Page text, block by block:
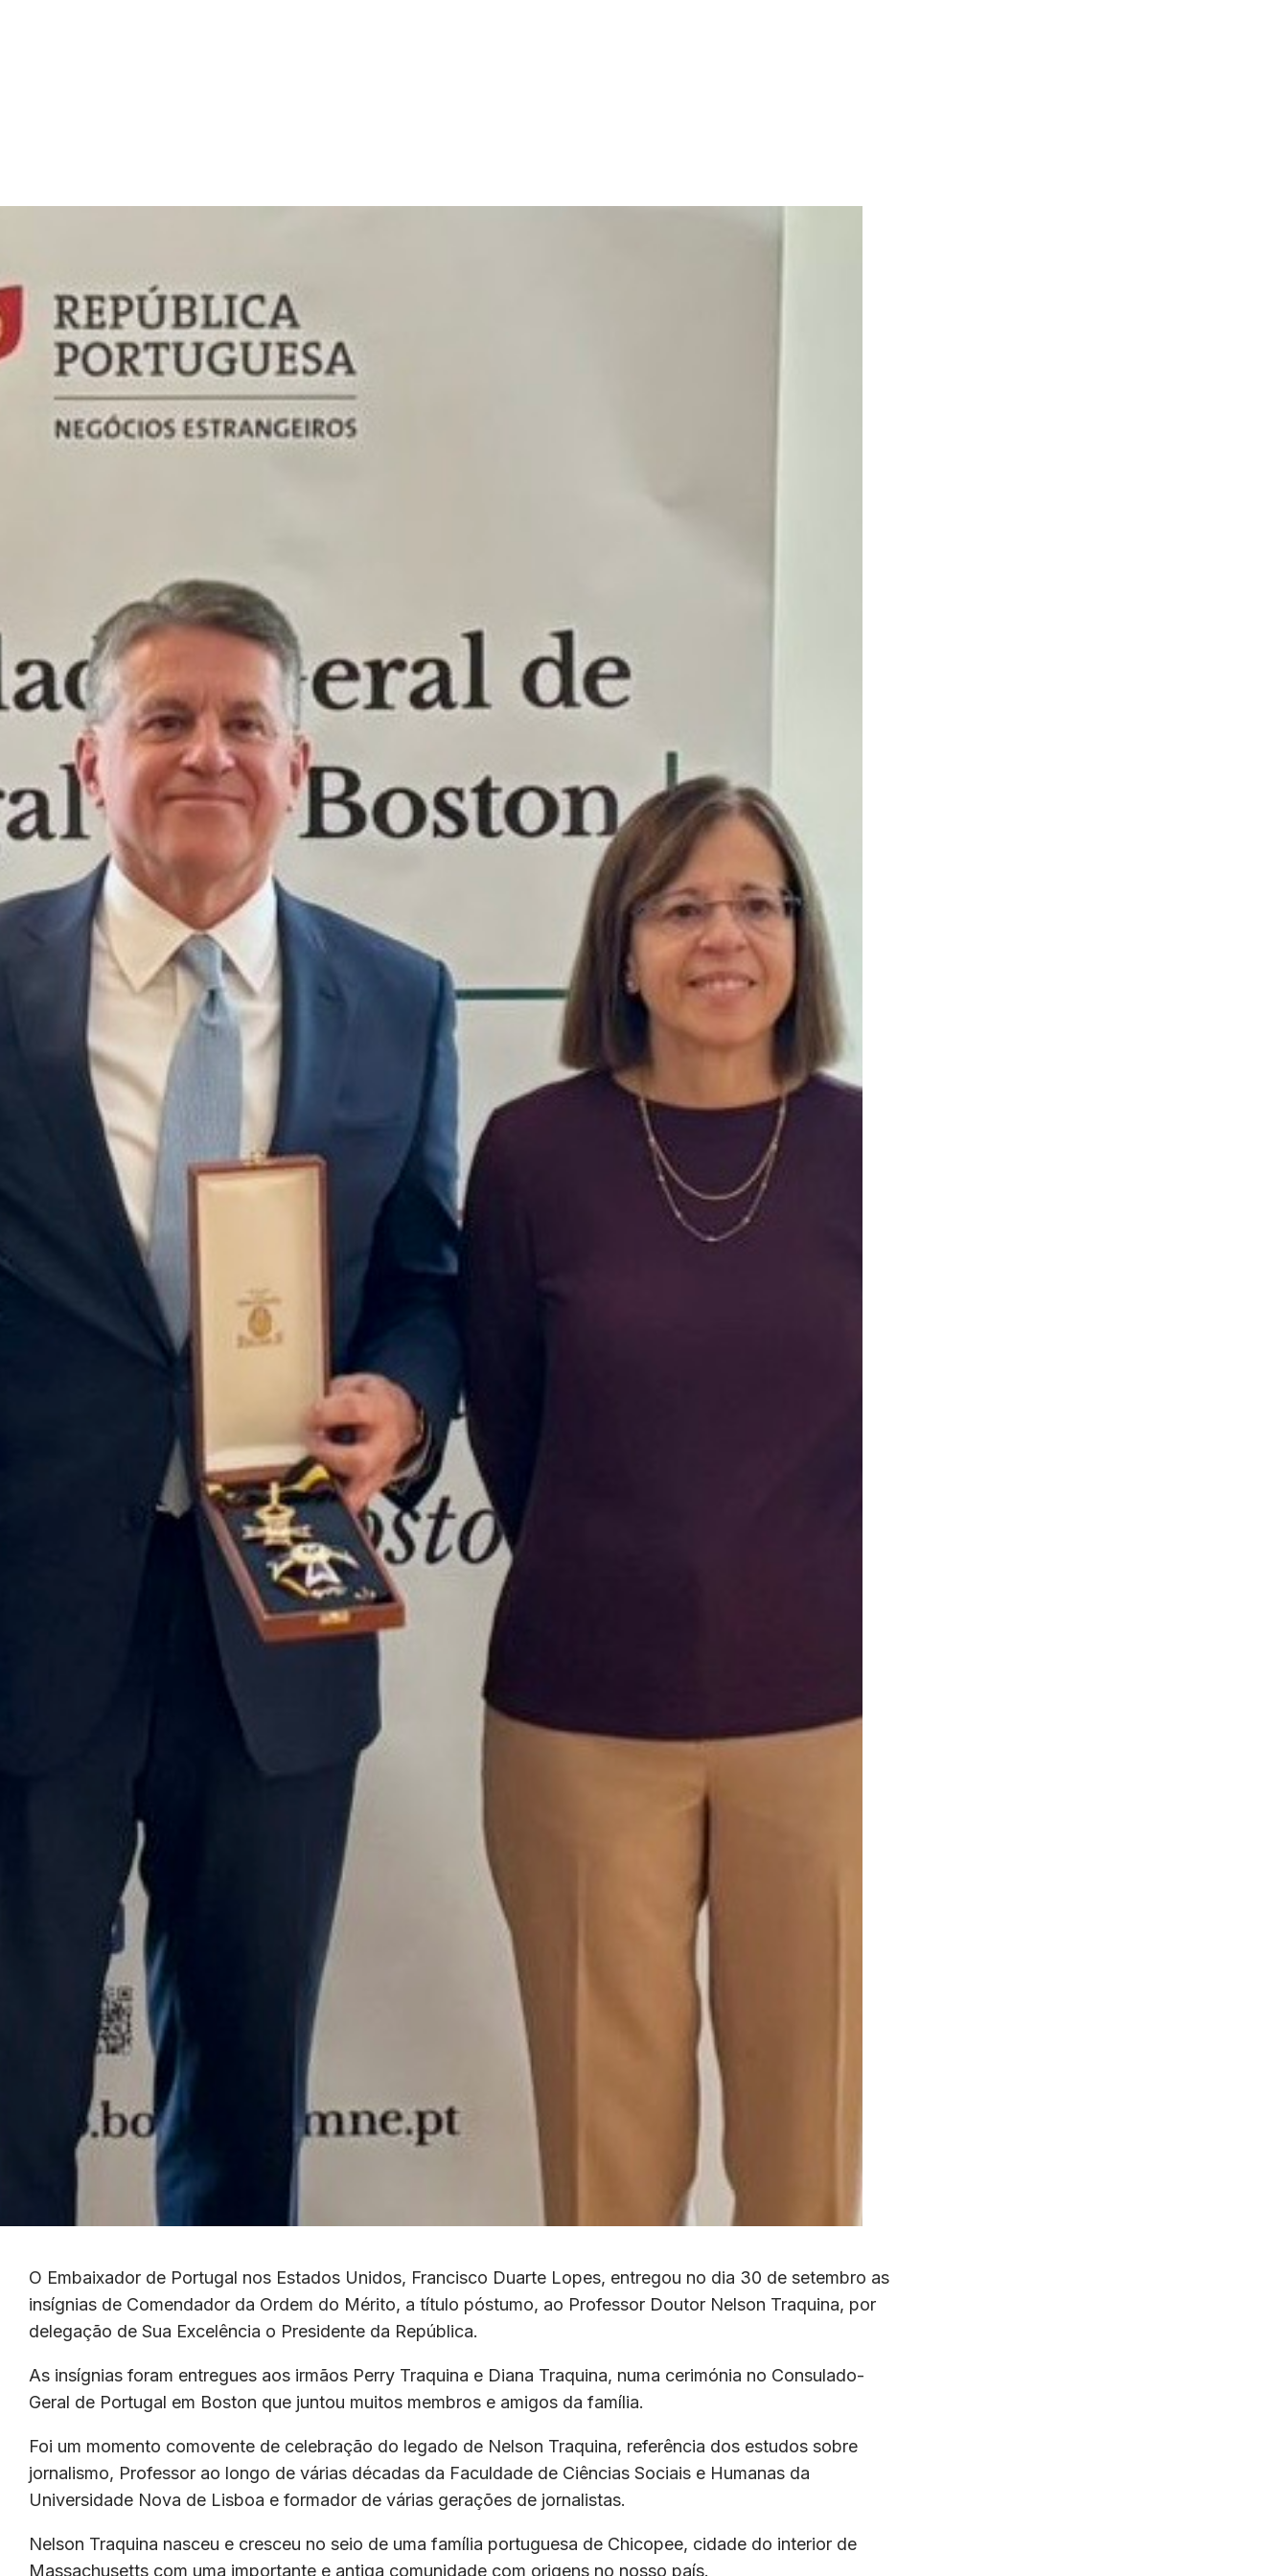
O Embaixador de Portugal nos Estados Unidos, Francisco Duarte Lopes, entregou no dia 30 de setembro as
insígnias de Comendador da Ordem do Mérito, a título póstumo, ao Professor Doutor Nelson Traquina, por
delegação de Sua Excelência o Presidente da República.
As insígnias foram entregues aos irmãos Perry Traquina e Diana Traquina, numa cerimónia no Consulado-
Geral de Portugal em Boston que juntou muitos membros e amigos da família.
Foi um momento comovente de celebração do legado de Nelson Traquina, referência dos estudos sobre
jornalismo, Professor ao longo de várias décadas da Faculdade de Ciências Sociais e Humanas da
Universidade Nova de Lisboa e formador de várias gerações de jornalistas.
Nelson Traquina nasceu e cresceu no seio de uma família portuguesa de Chicopee, cidade do interior de
Massachusetts com uma importante e antiga comunidade com origens no nosso país.